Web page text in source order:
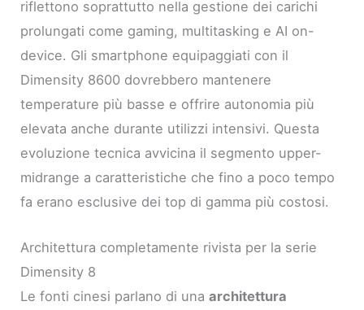
riflettono soprattutto nella gestione dei carichi
prolungati come gaming, multitasking e AI on-
device. Gli smartphone equipaggiati con il
Dimensity 8600 dovrebbero mantenere
temperature più basse e offrire autonomia più
elevata anche durante utilizzi intensivi. Questa
evoluzione tecnica avvicina il segmento upper-
midrange a caratteristiche che fino a poco tempo
fa erano esclusive dei top di gamma più costosi.
Architettura completamente rivista per la serie
Dimensity 8
Le fonti cinesi parlano di unaarchitettura